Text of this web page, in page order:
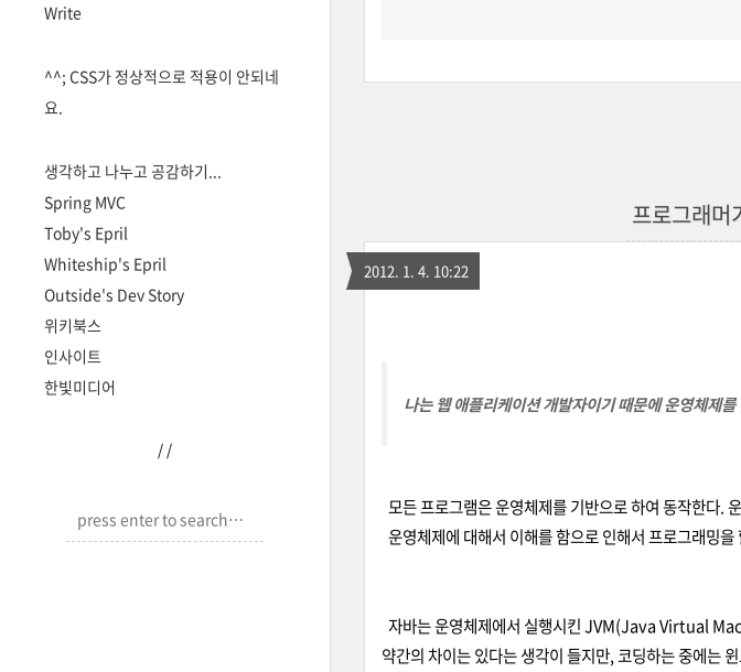
Write
^^; CSS가 정상적으로 적용이 안되네
요.
생각하고 나누고 공감하기...
Spring MVC
Toby's Epril
Whiteship's Epril
Outside's Dev Story
위키북스
인사이트
한빛미디어
/ /
프로그래머
2012. 1. 4. 10:22
나는 웹 애플리케이션 개발자이기 때문에 운영체제
모든 프로그램은 운영체제를 기반으로 하여 동작한다.
운영체제에 대해서 이해를 함으로 인해서 프로그래밍
자바는 운영체제에서 실행시킨 JVM(Java Virtual
약간의 차이는 있다는 생각이 들지만, 코딩하는 중에는